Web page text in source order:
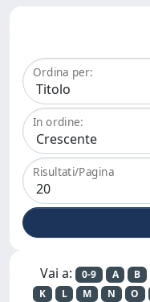
Ordina per:
In ordine:
Risultati/Pagina
Vai a: 0-9 A B
K
L M N O